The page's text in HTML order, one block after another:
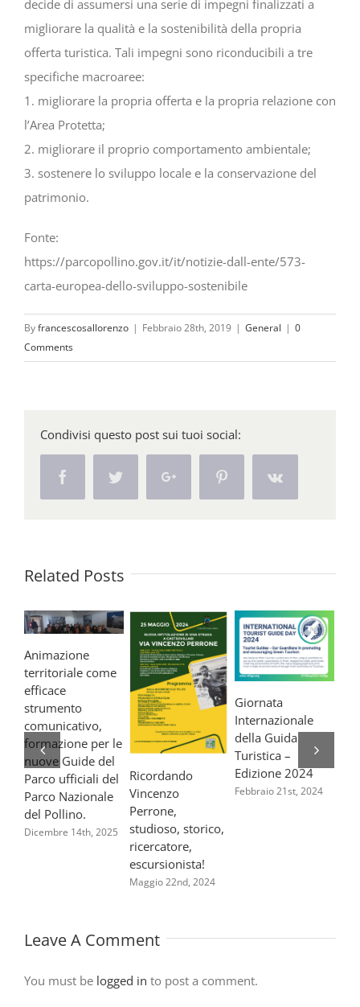
decide di assumersi una serie di impegni finalizzati a
migliorare la qualità e la sostenibilità della propria
offerta turistica. Tali impegni sono riconducibili a tre
specifiche macroaree:
1. migliorare la propria offerta e la propria relazione con
l’Area Protetta;
2. migliorare il proprio comportamento ambientale;
3. sostenere lo sviluppo locale e la conservazione del
patrimonio.
Fonte:
https://parcopollino.gov.it/it/notizie-dall-ente/573-
carta-europea-dello-sviluppo-sostenibile
Byfrancescosallorenzo | Febbraio 28th, 2019 | General | 0
Comments
Condivisi questo post sui tuoi social:
Facebook Twitter Google+ Pinterest Vk
Related Posts
Animazione
territoriale come
efficace
strumento
comunicativo,
formazione per le
nuove Guide del
Parco ufficiali del
Parco Nazionale
del Pollino.
Dicembre 14th, 2025
Ricordando
Vincenzo
Perrone,
studioso, storico,
ricercatore,
escursionista!
Maggio 22nd, 2024
Giornata
Internazionale
della Guida
Turistica –
Edizione 2024
Febbraio 21st, 2024
Leave A Comment
You must be logged in to post a comment.